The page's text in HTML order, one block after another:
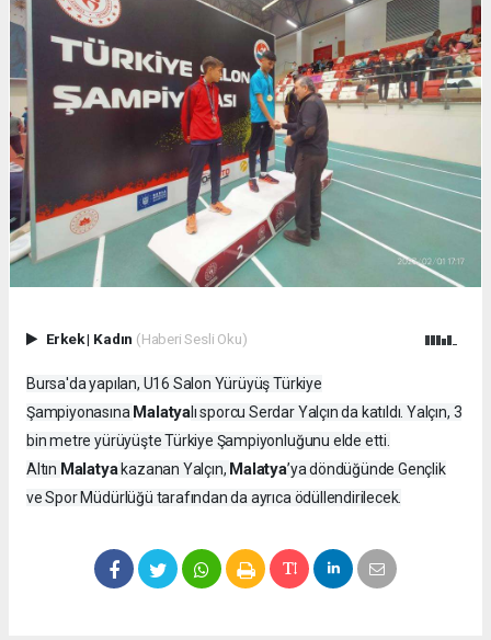
Erkek| Kadın (Haberi Sesli Oku)
Bursa'da yapılan, U16 Salon Yürüyüş Türkiye
Şampiyonasına Malatyalı sporcu Serdar Yalçın da katıldı. Yalçın, 3
bin metre yürüyüşte Türkiye Şampiyonluğunu elde etti.
Altın Malatyakazanan Yalçın, Malatya’ya döndüğünde Gençlik
ve Spor Müdürlüğü tarafından da ayrıca ödüllendirilecek.